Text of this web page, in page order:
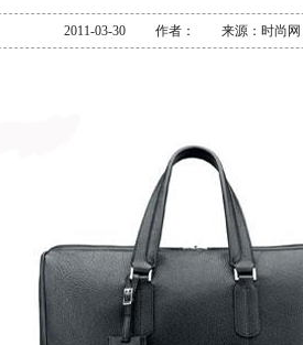
2011-03-30 作者： 来源：时尚网